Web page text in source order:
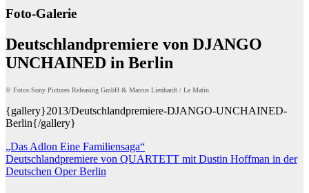
Foto-Galerie
Deutschlandpremiere von DJANGO
UNCHAINED in Berlin
© Fotos:Sony Pictures Releasing GmbH & Marcus Lienhardt / Le Matin
{gallery}2013/Deutschlandpremiere-DJANGO-UNCHAINED-
Berlin{/gallery}
Beitragsnavigation
„Das Adlon Eine Familiensaga“
Deutschlandpremiere von QUARTETT mit Dustin Hoffman in der
Deutschen Oper Berlin